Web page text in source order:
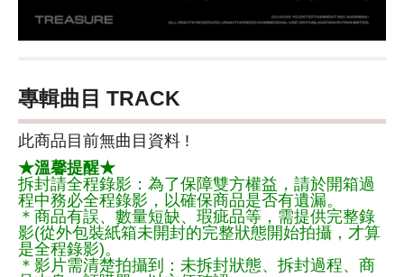
專輯曲目 TRACK
此商品目前無曲目資料 !
★溫馨提醒★
拆封請全程錄影：為了保障雙方權益，請於開箱過
程中務必全程錄影，以確保商品是否有遺漏。
＊商品有誤、數量短缺、瑕疵品等，需提供完整錄
影(從外包裝紙箱未開封的完整狀態開始拍攝，才算
是全程錄影)。
＊影片需清楚拍攝到：未拆封狀態、拆封過程、商